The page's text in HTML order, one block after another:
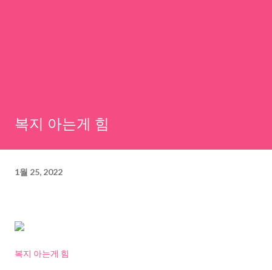
복지 아는게 힘
1월 25, 2022
복지 아는게 힘